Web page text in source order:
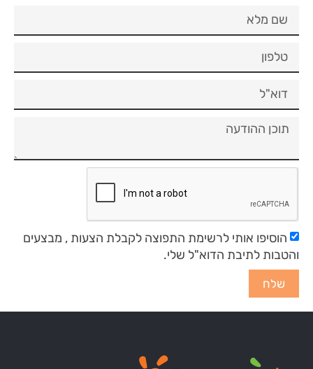
הוסיפו אותי לרשימת התפוצה לקבלת הצעות , מבצעים
והטבות לתיבת הדוא"ל שלי.
שלח